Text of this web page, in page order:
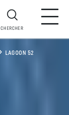
CHERCHER
LAGOON 52